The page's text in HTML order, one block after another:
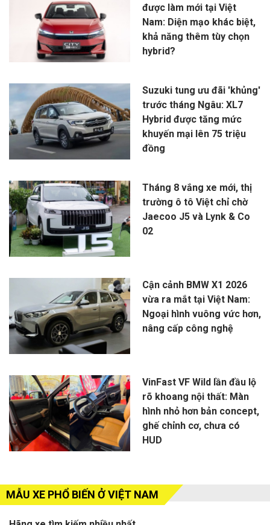
được làm mới tại Việt
Nam: Diện mạo khác biệt,
khả năng thêm tùy chọn
hybrid?
Suzuki tung ưu đãi 'khủng'
trước tháng Ngâu: XL7
Hybrid được tăng mức
khuyến mại lên 75 triệu
đồng
Tháng 8 vắng xe mới, thị
trường ô tô Việt chỉ chờ
Jaecoo J5 và Lynk & Co
02
Cận cảnh BMW X1 2026
vừa ra mắt tại Việt Nam:
Ngoại hình vuông vức hơn,
nâng cấp công nghệ
VinFast VF Wild lần đầu lộ
rõ khoang nội thất: Màn
hình nhỏ hơn bản concept,
ghế chỉnh cơ, chưa có
HUD
MẪU XE PHỔ BIẾN Ở VIỆT NAM